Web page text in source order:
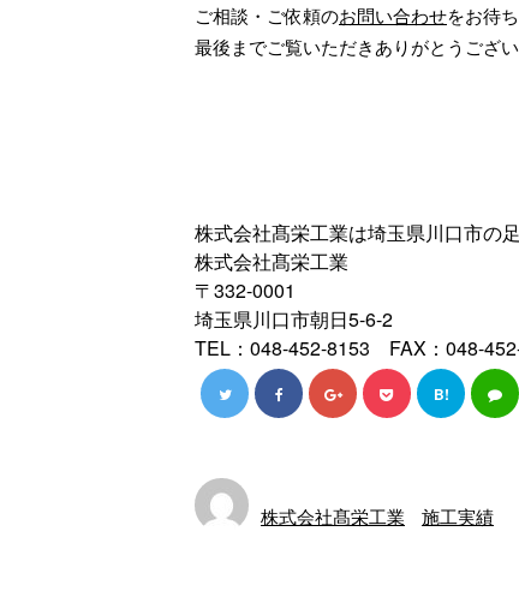
ご相談・ご依頼のお問い合わせをお待
最後までご覧いただきありがとうござい
株式会社髙栄工業は埼玉県川口市の
株式会社髙栄工業
〒332-0001
埼玉県川口市朝日5-6-2
TEL：048-452-8153 FAX：048-
B!
株式会社髙栄工業 施工実績